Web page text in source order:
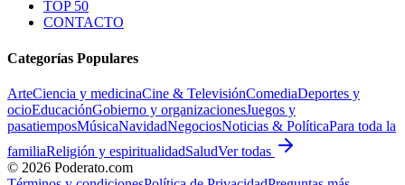
TOP 50
CONTACTO
Categorías Populares
ArteCiencia y medicinaCine & TelevisiónComediaDeportes y
ocioEducaciónGobierno y organizacionesJuegos y
pasatiemposMúsicaNavidadNegociosNoticias & PolíticaPara toda la
familiaReligión y espiritualidadSaludVer todas
© 2026 Poderato.com